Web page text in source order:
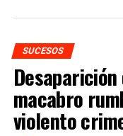
SUCESOS
macabro
violento